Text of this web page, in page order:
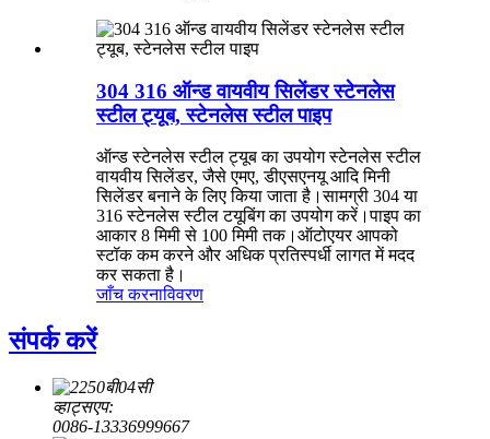
304 316 ऑन्ड वायवीय सिलेंडर स्टेनलेस
स्टील ट्यूब, स्टेनलेस स्टील पाइप
ऑन्ड स्टेनलेस स्टील ट्यूब का उपयोग स्टेनलेस स्टील
वायवीय सिलेंडर, जैसे एमए, डीएसएनयू आदि मिनी
सिलेंडर बनाने के लिए किया जाता है।सामग्री 304 या
316 स्टेनलेस स्टील टयूबिंग का उपयोग करें।पाइप का
आकार 8 मिमी से 100 मिमी तक।ऑटोएयर आपको
स्टॉक कम करने और अधिक प्रतिस्पर्धी लागत में मदद
कर सकता है।
जाँच करनाविवरण
संपर्क करें
व्हाट्सएप:
0086-13336999667